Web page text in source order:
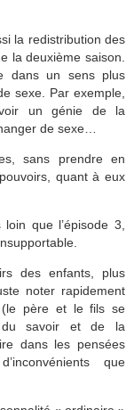
la redistribution des
la deuxième saison.
dans un sens plus
sexe. Par exemple,
un génie de la
de sexe…
sans prendre en
quant à eux
que l’épisode 3,
des enfants, plus
noter rapidement
(le père et le fils se
du savoir et de la
dans les pensées
que